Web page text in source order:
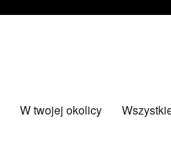
W twojej okolicy